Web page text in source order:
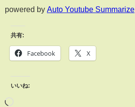
powered by Auto Youtube Summarize
共有:
Facebook X
いいね: